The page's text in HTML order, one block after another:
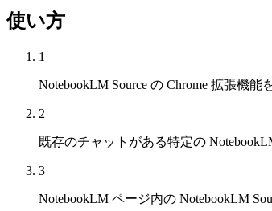
使い方
1
NotebookLM Source の Chrome 拡張機
2
既存のチャットがある特定の
3
NotebookLM ページ内の NotebookLM